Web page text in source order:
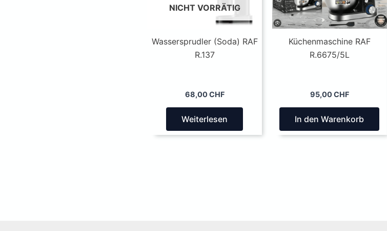
NICHT VORRÄTIG
Wassersprudler (Soda) RAF
R.137
68,00CHF
Weiterlesen
Küchenmaschine RAF
R.6675/5L
95,00CHF
In den Warenkorb